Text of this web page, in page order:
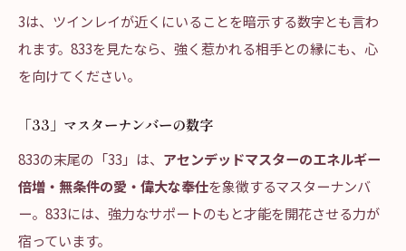
3は、ツインレイが近くにいることを暗示する数字とも言わ
れます。833を見たなら、強く惹かれる相手との縁にも、心
を向けてください。
「33」マスターナンバーの数字
833の末尾の「33」は、 アセンデッドマスターのエネルギー
倍増・無条件の愛・偉大な奉仕を象徴するマスターナンバ
ー。833には、強力なサポートのもと才能を開花させる力が
宿っています。